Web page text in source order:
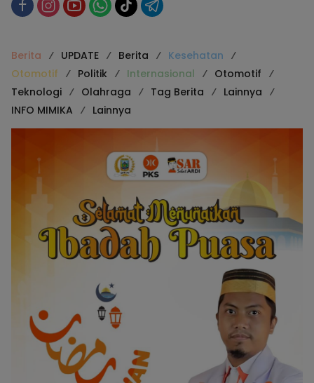
Berita UPDATE Berita
Kesehatan
Otomotif
Politik Internasional
Otomotif
Teknologi
Olahraga Tag Berita
Lainnya
INFO MIMIKA
Lainnya